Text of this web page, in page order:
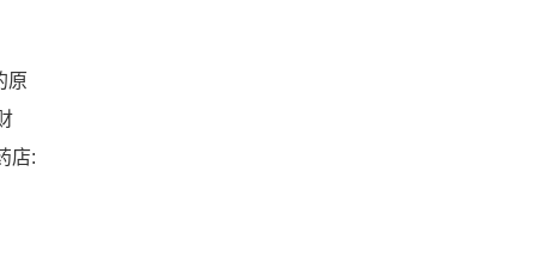
原
店: